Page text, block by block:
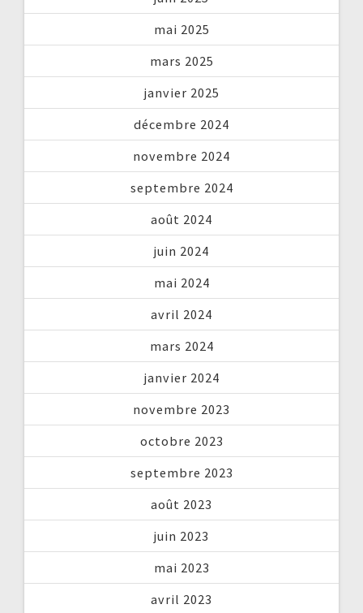
mai 2025
mars 2025
janvier 2025
décembre 2024
novembre 2024
septembre 2024
août 2024
juin 2024
mai 2024
avril 2024
mars 2024
janvier 2024
novembre 2023
octobre 2023
septembre 2023
août 2023
juin 2023
mai 2023
avril 2023